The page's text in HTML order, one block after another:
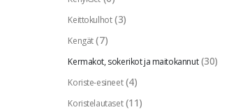
Keittokulhot (3)
Kengät (7)
Kermakot, sokerikot ja maitokannut (30)
Koriste-esineet (4)
Koristelautaset (11)